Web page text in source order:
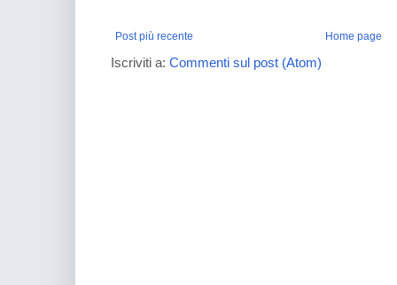
Post più recente Home page
Iscriviti a: Commenti sul post (Atom)